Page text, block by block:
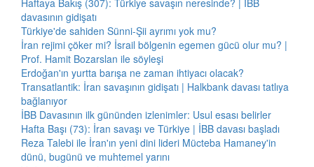
Haftaya Bakış (307): Türkiye savaşın neresinde? | İBB
davasının gidişatı
Türkiye'de sahiden Sünni-Şii ayrımı yok mu?
İran rejimi çöker mi? İsrail bölgenin egemen gücü olur mu? |
Prof. Hamit Bozarslan ile söyleşi
Erdoğan'ın yurtta barışa ne zaman ihtiyacı olacak?
Transatlantik: İran savaşının gidişatı | Halkbank davası tatlıya
bağlanıyor
İBB Davasının ilk gününden izlenimler: Usul esası belirler
Hafta Başı (73): İran savaşı ve Türkiye | İBB davası başladı
Reza Talebi ile İran'ın yeni dini lideri Mücteba Hamaney'in
dünü, bugünü ve muhtemel yarını